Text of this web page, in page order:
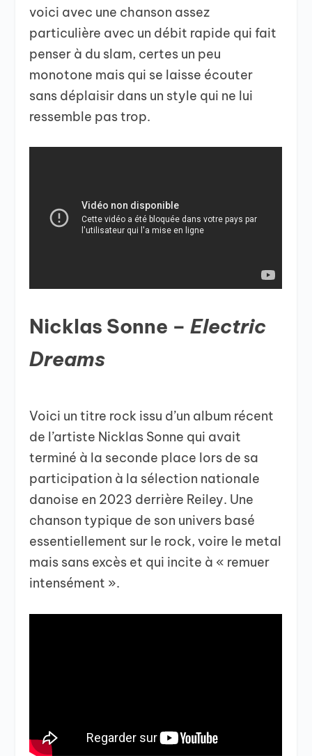
voici avec une chanson assez
particulière avec un débit rapide qui fait
penser à du slam, certes un peu
monotone mais qui se laisse écouter
sans déplaisir dans un style qui ne lui
ressemble pas trop.
Nicklas Sonne –Electric
Dreams
Voici un titre rock issu d’un album récent
de l’artiste Nicklas Sonne qui avait
terminé à la seconde place lors de sa
participation à la sélection nationale
danoise en 2023 derrière Reiley. Une
chanson typique de son univers basé
essentiellement sur le rock, voire le metal
mais sans excès et qui incite à « remuer
intensément ».